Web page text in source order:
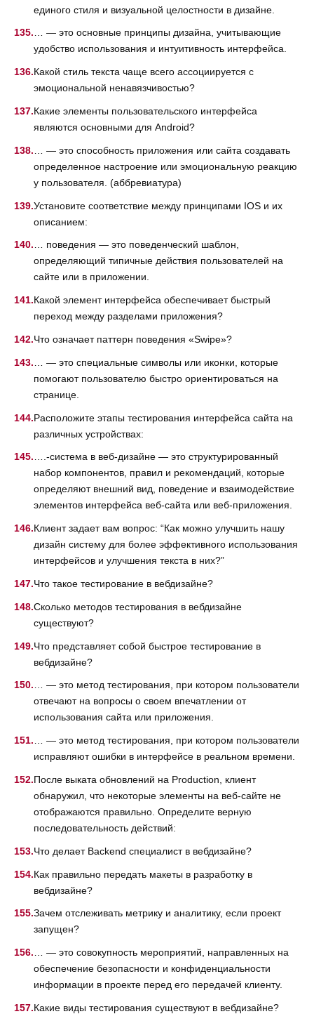
единого стиля и визуальной целостности в дизайне.
… — это основные принципы дизайна, учитывающие
удобство использования и интуитивность интерфейса.
Какой стиль текста чаще всего ассоциируется с
эмоциональной ненавязчивостью?
Какие элементы пользовательского интерфейса
являются основными для Android?
… — это способность приложения или сайта создавать
определенное настроение или эмоциональную реакцию
у пользователя. (аббревиатура)
Установите соответствие между принципами IOS и их
описанием:
… поведения — это поведенческий шаблон,
определяющий типичные действия пользователей на
сайте или в приложении.
Какой элемент интерфейса обеспечивает быстрый
переход между разделами приложения?
Что означает паттерн поведения «Swipe»?
… — это специальные символы или иконки, которые
помогают пользователю быстро ориентироваться на
странице.
Расположите этапы тестирования интерфейса сайта на
различных устройствах:
….-система в веб-дизайне — это структурированный
набор компонентов, правил и рекомендаций, которые
определяют внешний вид, поведение и взаимодействие
элементов интерфейса веб-сайта или веб-приложения.
Клиент задает вам вопрос: “Как можно улучшить нашу
дизайн систему для более эффективного использования
интерфейсов и улучшения текста в них?”
Что такое тестирование в вебдизайне?
Сколько методов тестирования в вебдизайне
существуют?
Что представляет собой быстрое тестирование в
вебдизайне?
… — это метод тестирования, при котором пользователи
отвечают на вопросы о своем впечатлении от
использования сайта или приложения.
… — это метод тестирования, при котором пользователи
исправляют ошибки в интерфейсе в реальном времени.
После выката обновлений на Production, клиент
обнаружил, что некоторые элементы на веб-сайте не
отображаются правильно. Определите верную
последовательность действий:
Что делает Backend специалист в вебдизайне?
Как правильно передать макеты в разработку в
вебдизайне?
Зачем отслеживать метрику и аналитику, если проект
запущен?
… — это совокупность мероприятий, направленных на
обеспечение безопасности и конфиденциальности
информации в проекте перед его передачей клиенту.
Какие виды тестирования существуют в вебдизайне?